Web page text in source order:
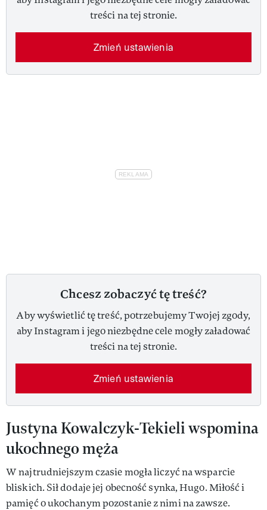
treści na tej stronie.
Zmień ustawienia
Chcesz zobaczyć tę treść?
Aby wyświetlić tę treść, potrzebujemy Twojej zgody,
aby Instagram i jego niezbędne cele mogły załadować
treści na tej stronie.
Zmień ustawienia
Justyna Kowalczyk-Tekieli wspomina
ukochnego męża
W najtrudniejszym czasie mogła liczyć na wsparcie
bliskich. Sił dodaje jej obecność synka, Hugo. Miłość i
pamięć o ukochanym pozostanie z nimi na zawsze.